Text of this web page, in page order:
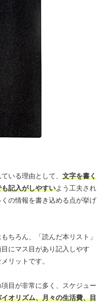
いる理由として、 文字を書く
記入がしやすいよう工夫され
の情報を書き込める点が挙げ
ちろん、「読んだ本リスト」
にマス目があり記入しやす
リットです。
目が非常に多く、スケジュー
オリズム、月々の生活費、目